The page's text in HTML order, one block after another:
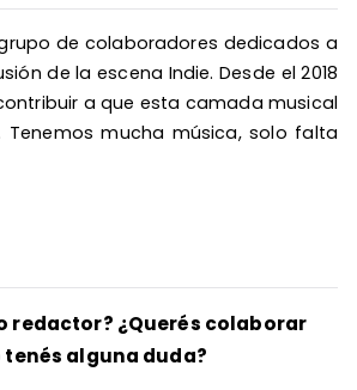
de colaboradores dedicados a
de la escena Indie. Desde el 2018
a que esta camada musical
Tenemos mucha música, solo falta
redactor? ¿Querés colaborar
tenés alguna duda?